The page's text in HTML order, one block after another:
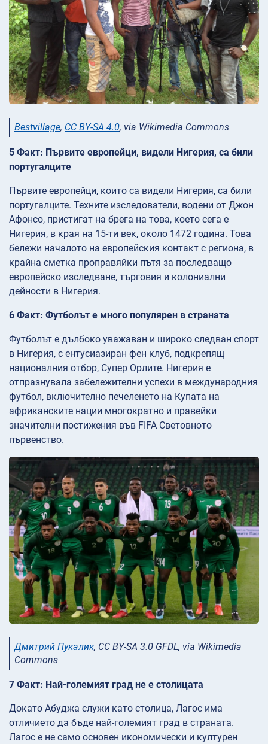
Bestvillage, CC BY-SA 4.0, via Wikimedia Commons
5 Факт: Първите европейци, видели Нигерия, са били
португалците
Първите европейци, които са видели Нигерия, са били
португалците. Техните изследователи, водени от Джон
Афонсо, пристигат на брега на това, което сега е
Нигерия, в края на 15-ти век, около 1472 година. Това
бележи началото на европейския контакт с региона, в
крайна сметка проправяйки пътя за последващо
европейско изследване, търговия и колониални
дейности в Нигерия.
6 Факт: Футболът е много популярен в страната
Футболът е дълбоко уважаван и широко следван спорт
в Нигерия, с ентусиазиран фен клуб, подкрепящ
националния отбор, Супер Орлите. Нигерия е
отпразнувала забележителни успехи в международния
футбол, включително печеленето на Купата на
африканските нации многократно и правейки
значителни постижения във FIFA Световното
първенство.
Дмитрий Пукалик, CC BY-SA 3.0 GFDL, via Wikimedia
Commons
7 Факт: Най-големият град не е столицата
Докато Абуджа служи като столица, Лагос има
отличието да бъде най-големият град в страната.
Лагос е не само основен икономически и културен